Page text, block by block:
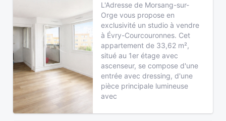
L'Adresse de Morsang-sur-
Orge vous propose en
exclusivité un studio à vendre
à Évry-Courcouronnes. Cet
appartement de 33,62 m²,
situé au 1er étage avec
ascenseur, se compose d'une
entrée avec dressing, d'une
pièce principale lumineuse
avec